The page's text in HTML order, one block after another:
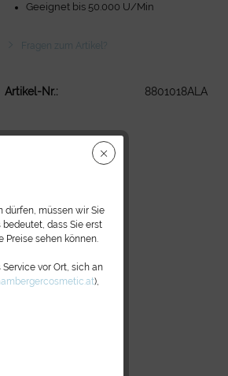
Geeignet bis 50.000 U/Min
Fragen zum Artikel?
Artikel-Nr.: 8801018ALA
dürfen, müssen wir Sie
dass Sie erst
sehen können.
vor Ort, sich an
),